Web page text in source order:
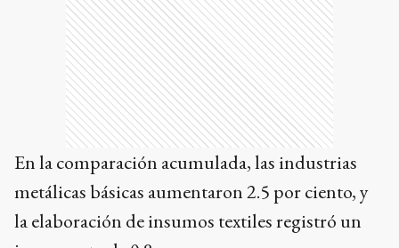
En la comparación acumulada, las industrias
metálicas básicas aumentaron 2.5 por ciento, y
la elaboración de insumos textiles registró un